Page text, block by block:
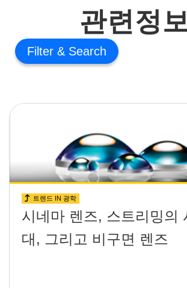
관련정
Filter
트렌드 IN 광학
시네마 렌즈, 스트리밍의
대, 그리고 비구면 렌즈